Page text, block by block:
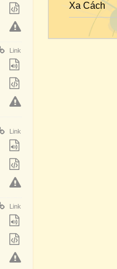
Link
Link
Link
Xa Cách